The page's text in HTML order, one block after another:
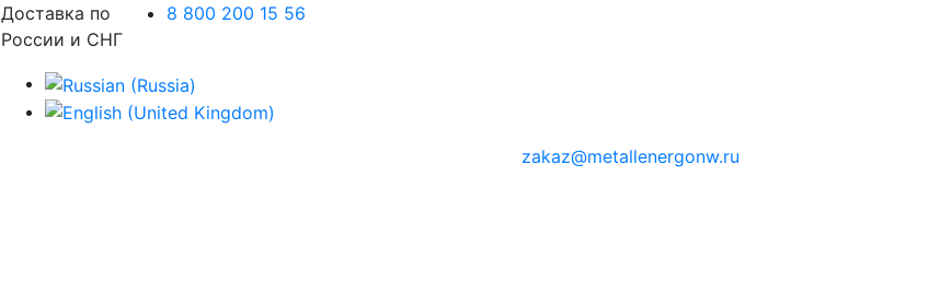
Доставка по
России и СНГ
8 800 200 15 56
zakaz@metallenergonw.ru